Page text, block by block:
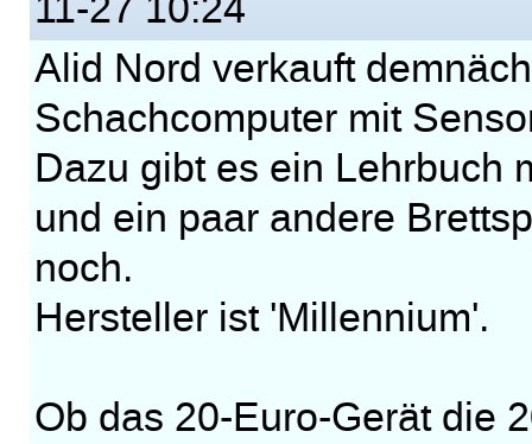
Alid Nord verkauft
Schachcomputer mit
Dazu gibt es ein Lehrbuch
und ein paar andere
noch.
Hersteller ist 'Millennium'.
Ob das 20-Euro-Gerät die